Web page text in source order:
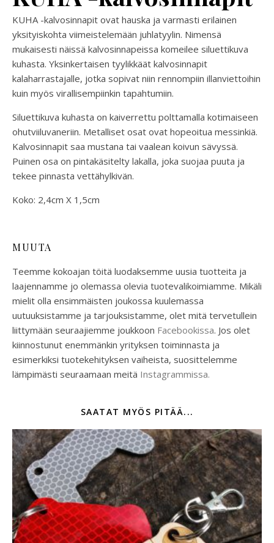
KUHA -kalvosinnapit ovat hauska ja varmasti erilainen
yksityiskohta viimeistelemään juhlatyylin. Nimensä
mukaisesti näissä kalvosinnapeissa komeilee siluettikuva
kuhasta. Yksinkertaisen tyylikkäät kalvosinnapit
kalaharrastajalle, jotka sopivat niin rennompiin illanviettoihin
kuin myös virallisempiinkin tapahtumiin.
Siluettikuva kuhasta on kaiverrettu polttamalla kotimaiseen
ohutviiluvaneriin. Metalliset osat ovat hopeoitua messinkiä.
Kalvosinnapit saa mustana tai vaalean koivun sävyssä.
Puinen osa on pintakäsitelty lakalla, joka suojaa puuta ja
tekee pinnasta vettähylkivän.
Koko: 2,4cm X 1,5cm
MUUTA
Teemme kokoajan töitä luodaksemme uusia tuotteita ja
laajennamme jo olemassa olevia tuotevalikoimiamme. Mikäli
mielit olla ensimmäisten joukossa kuulemassa
uutuuksistamme ja tarjouksistamme, olet mitä tervetullein
liittymään seuraajiemme joukkoon Facebookissa. Jos olet
kiinnostunut enemmänkin yrityksen toiminnasta ja
esimerkiksi tuotekehityksen vaiheista, suosittelemme
lämpimästi seuraamaan meitä Instagrammissa.
SAATAT MYÖS PITÄÄ...